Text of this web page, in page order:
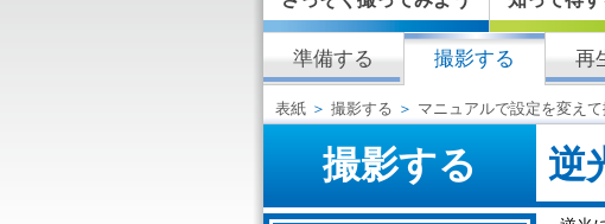
準備する 撮影する 再
表紙 ＞ 撮影する ＞ マニュアルで設定を変え
撮影する 逆